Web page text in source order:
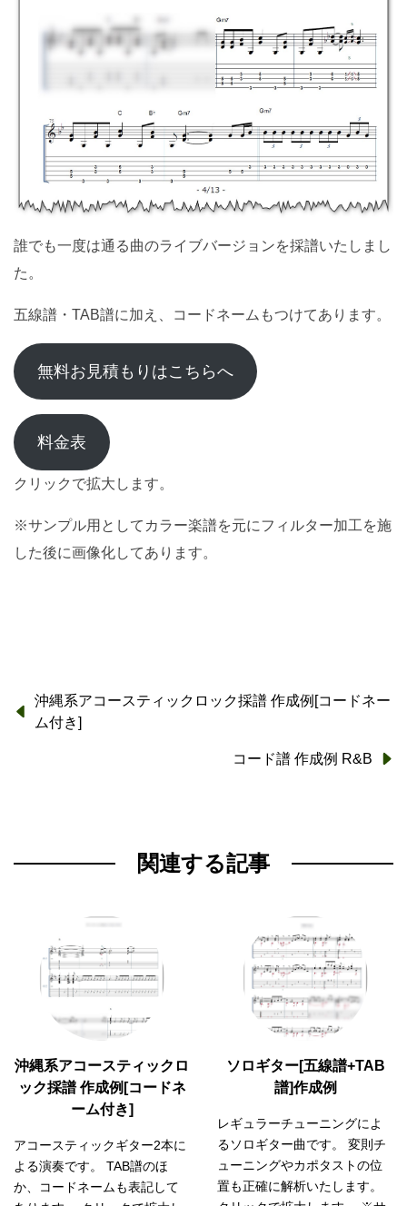
誰でも一度は通る曲のライブバージョンを採譜いたしまし
た。
五線譜・TAB譜に加え、コードネームもつけてあります。
無料お見積もりはこちらへ
料金表
クリックで拡大します。
※サンプル用としてカラー楽譜を元にフィルター加工を施
した後に画像化してあります。
沖縄系アコースティックロック採譜 作成例[コードネー
ム付き]
コード譜 作成例 R&B
関連する記事
沖縄系アコースティックロ
ック採譜 作成例[コードネ
ーム付き]
アコースティックギター2本に
よる演奏です。 TAB譜のほ
か、コードネームも表記して
ソロギター[五線譜+TAB
譜]作成例
レギュラーチューニングによ
るソロギター曲です。 変則チ
ューニングやカポタストの位
置も正確に解析いたします。